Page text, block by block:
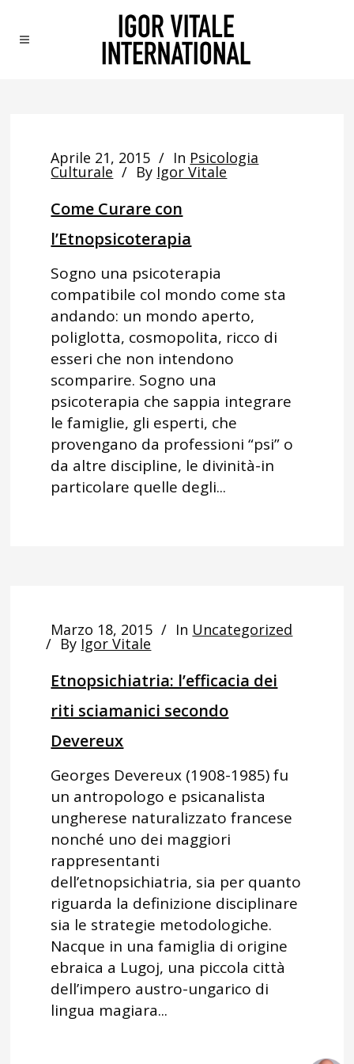
Aprile 21, 2015 In Psicologia
Culturale By Igor Vitale
Come Curare con
l’Etnopsicoterapia
Sogno una psicoterapia
compatibile col mondo come sta
andando: un mondo aperto,
poliglotta, cosmopolita, ricco di
esseri che non intendono
scomparire. Sogno una
psicoterapia che sappia integrare
le famiglie, gli esperti, che
provengano da professioni “psi” o
da altre discipline, le divinità-in
particolare quelle degli...
Marzo 18, 2015 In Uncategorized
By Igor Vitale
Etnopsichiatria: l’efficacia dei
riti sciamanici secondo
Devereux
Georges Devereux (1908-1985) fu
un antropologo e psicanalista
ungherese naturalizzato francese
nonché uno dei maggiori
rappresentanti
dell’etnopsichiatria, sia per quanto
riguarda la definizione disciplinare
sia le strategie metodologiche.
Nacque in una famiglia di origine
ebraica a Lugoj, una piccola città
dell’impero austro-ungarico di
lingua magiara...